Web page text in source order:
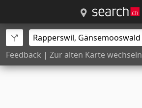
Feedback | Zur alten Karte wechseln